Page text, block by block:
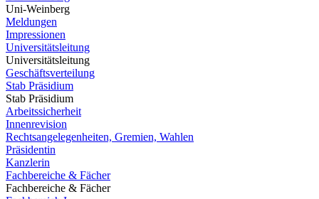
Uni-Weinberg
Meldungen
Impressionen
Universitätsleitung
Universitätsleitung
Geschäftsverteilung
Stab Präsidium
Stab Präsidium
Arbeitssicherheit
Innenrevision
Rechtsangelegenheiten, Gremien, Wahlen
Präsidentin
Kanzlerin
Fachbereiche & Fächer
Fachbereiche & Fächer